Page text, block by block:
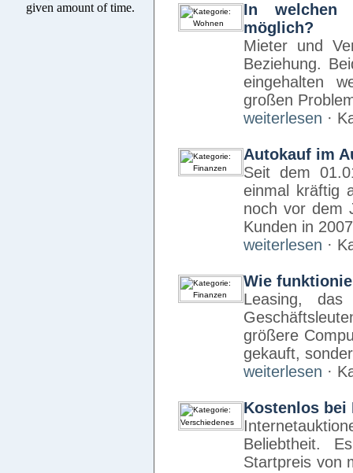
In welchen
möglich?
Mieter und
Beziehung.
eingehalten
großen
weiterlesen ·
Autokauf im
Seit dem
einmal kräftig
noch vor dem
Kunden in
weiterlesen ·
Wie
Leasing,
größere
gekauft,
weiterlesen ·
Kostenlos bei
Beliebtheit.
Startpreis von